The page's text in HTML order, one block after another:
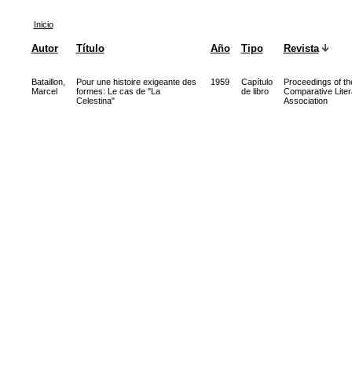
Inicio
Autor Título Año Tipo Revista
Bataillon,
Marcel
Pour une histoire exigeante des
formes: Le cas de "La
Celestina"
1959
Capítulo
de libro
Proceedings of
Comparative
Association